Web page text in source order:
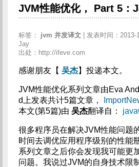
JVM性能优化， Part 5：
标签： jvm 并发译文
| 发表时间：
Jay
出处：http://ifeve.com
感谢朋友【 吴杰】投递本文。
JVM性能优化系列文章由Eva
d上发表共计5篇文章，
本文(第5篇)由 吴杰翻译自：
很多程序员在解决JVM性能问题
时间去调优应用程序级别的性能
系列文章之后你会发现我可能更
问题。我说过JVM的自身技术限